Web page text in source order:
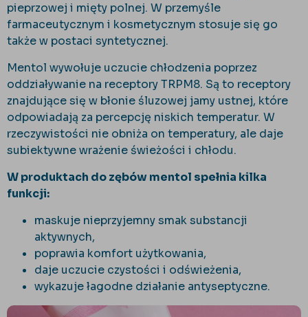
pieprzowej i mięty polnej. W przemyśle
farmaceutycznym i kosmetycznym stosuje się go
także w postaci syntetycznej.
Mentol wywołuje uczucie chłodzenia poprzez
oddziaływanie na receptory TRPM8. Są to receptory
znajdujące się w błonie śluzowej jamy ustnej, które
odpowiadają za percepcję niskich temperatur. W
rzeczywistości nie obniża on temperatury, ale daje
subiektywne wrażenie świeżości i chłodu.
W produktach do zębów mentol spełnia kilka
funkcji:
maskuje nieprzyjemny smak substancji
aktywnych,
poprawia komfort użytkowania,
daje uczucie czystości i odświeżenia,
wykazuje łagodne działanie antyseptyczne.